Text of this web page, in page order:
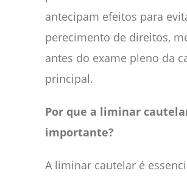
antecipam efeitos para
perecimento de direitos,
antes do exame pleno da
principal.
Por que a liminar
importante?
A liminar cautelar é